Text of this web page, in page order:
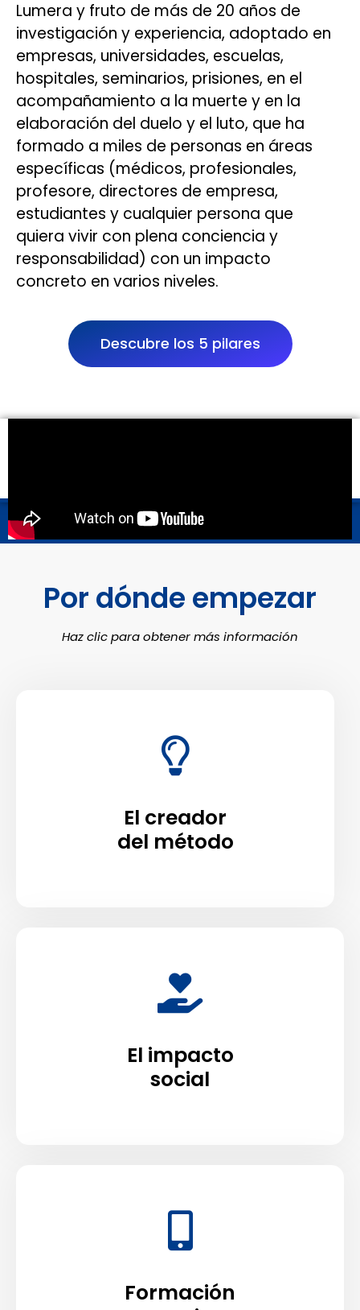
Lumera y fruto de más de 20 años de
investigación y experiencia, adoptado en
empresas, universidades, escuelas,
hospitales, seminarios, prisiones, en el
acompañamiento a la muerte y en la
elaboración del duelo y el luto, que ha
formado a miles de personas en áreas
específicas (médicos, profesionales,
profesore, directores de empresa,
estudiantes y cualquier persona que
quiera vivir con plena conciencia y
responsabilidad) con un impacto
concreto en varios niveles.
Descubre los 5 pilares
Por dónde empezar
Haz clic para obtener más información
El creador
del método
El impacto
social
Formación